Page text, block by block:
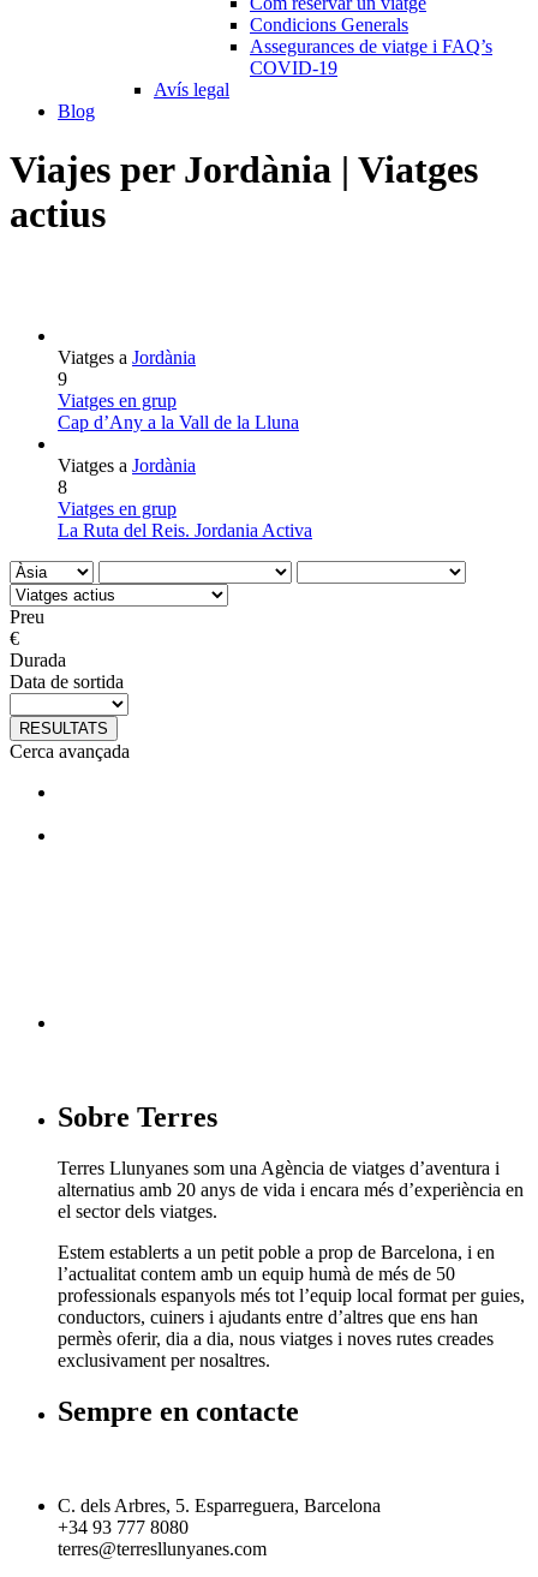
Condicions Generals
Assegurances de viatge i FAQ’s
COVID-19
Avís legal
Blog
Viajes per Jordània | Viatges
actius
Viatges a Jordània
9
Viatges en grup
Cap d’Any a la Vall de la Lluna
Viatges a Jordània
8
Viatges en grup
La Ruta del Reis. Jordania Activa
Preu
€
Durada
Data de sortida
RESULTATS
Cerca avançada
Sobre Terres
Terres Llunyanes som una Agència de viatges d’aventura i
alternatius amb 20 anys de vida i encara més d’experiència en
el sector dels viatges.
Estem establerts a un petit poble a prop de Barcelona, i en
l’actualitat contem amb un equip humà de més de 50
professionals espanyols més tot l’equip local format per guies,
conductors, cuiners i ajudants entre d’altres que ens han
permès oferir, dia a dia, nous viatges i noves rutes creades
exclusivament per nosaltres.
Sempre en contacte
C. dels Arbres, 5. Esparreguera, Barcelona
+34 93 777 8080
terres@terresllunyanes.com